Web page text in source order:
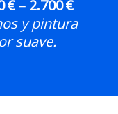
€ – 2.700 €
y pintura
suave.